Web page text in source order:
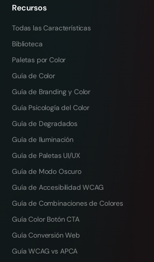
Recursos
Todas las Características
Biblioteca
Paletas por Color
Guía de Color
Guía de Branding y Color
Guía Psicología del Color
Guía de Degradados
Guía de Iluminación
Guía de Paletas UI/UX
Guía de Modo Oscuro
Guía de Accesibilidad WCAG
Guía de Combinaciones de Colores
Guía Color Botón CTA
Guía Conversión Web
Guía WCAG vs APCA